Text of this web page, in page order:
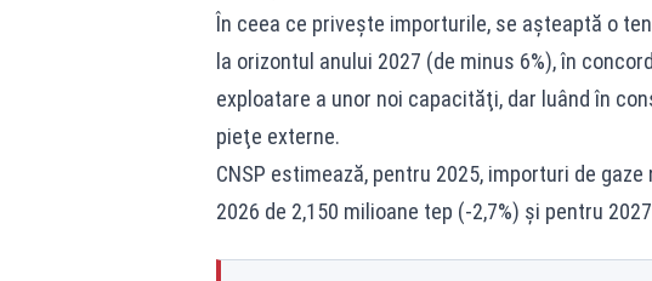
În ceea ce priveşte importurile, se aşteaptă o
la orizontul anului 2027 (de minus 6%), în
exploatare a unor noi capacităţi, dar luând în
pieţe externe.
CNSP estimează, pentru 2025, importuri de
2026 de 2,150 milioane tep (-2,7%) şi pentru